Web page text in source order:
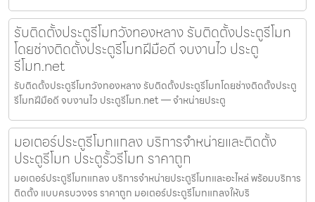
รับติดตั้งประตูรีโมทวังทองหลาง รับติดตั้งประตูรีโมท
โดยช่างติดตั้งประตูรีโมทฝีมือดี จบงานไว ประตู
รีโมท.net
รับติดตั้งประตูรีโมทวังทองหลาง รับติดตั้งประตูรีโมทโดยช่างติดตั้งประตู
รีโมทฝีมือดี จบงานไว ประตูรีโมท.net — จำหน่ายประตู
มอเตอร์ประตูรีโมทแกลง บริการจำหน่ายและติดตั้ง
ประตูรีโมท ประตูรั้วรีโมท ราคาถูก
มอเตอร์ประตูรีโมทแกลง บริการจำหน่ายประตูรีโมทและอะไหล่ พร้อมบริการ
ติดตั้ง แบบครบวงจร ราคาถูก มอเตอร์ประตูรีโมทแกลงให้บริ